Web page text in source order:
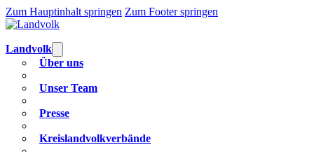
Zum Hauptinhalt springen Zum Footer springen
Landvolk
Über uns
Unser Team
Presse
Kreislandvolkverbände